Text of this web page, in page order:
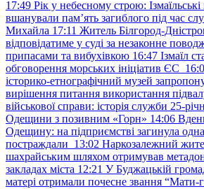
17:49 Рік у небесному строю: Ізмаїльські
вшанували пам’ять загиблого під час
Михайла 17:11 Житель Білгород-
відповідатиме у суді за незаконне
припасами та вибухівкою 16:47 Ізмаїл
обговорення морських ініціатив ЄС
історико-етнографічний музей
вирішення питання використання
військової справи: історія служби 25-
Одещини з позивним «Горн» 14:06
Одещину: на підприємстві загинула
постраждали 13:02 Наркозалежний
шахрайським шляхом отримував
закладах міста 12:21 У Буджацькій
матері отримали почесне звання “Мати-